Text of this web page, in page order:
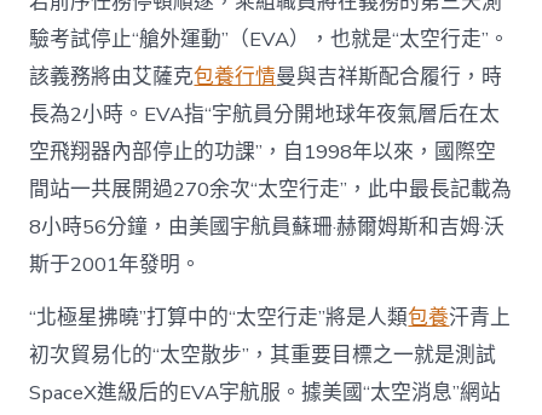
驗考試停止“艙外運動”（EVA），也就是“太空行走”。
該義務將由艾薩克包養行情曼與吉祥斯配合履行，時
長為2小時。EVA指“宇航員分開地球年夜氣層后在太
空飛翔器內部停止的功課”，自1998年以來，國際空
間站一共展開過270余次“太空行走”，此中最長記載為
8小時56分鐘，由美國宇航員蘇珊·赫爾姆斯和吉姆·沃
斯于2001年發明。
“北極星拂曉”打算中的“太空行走”將是人類包養汗青上
初次貿易化的“太空散步”，其重要目標之一就是測試
SpaceX進級后的EVA宇航服。據美國“太空消息”網站